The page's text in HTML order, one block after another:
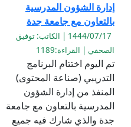
إدارة الشؤون المدرسية
بالتعاون مع جامعة جدة
1444/07/17 | الكاتب: توفيق
الصحفي | القراءة:1189
تم اليوم اختتام البرنامج
التدريبي (صناعة المحتوى)
المنفذ من إدارة الشؤون
المدرسية بالتعاون مع جامعة
جدة والذي شارك فيه جميع